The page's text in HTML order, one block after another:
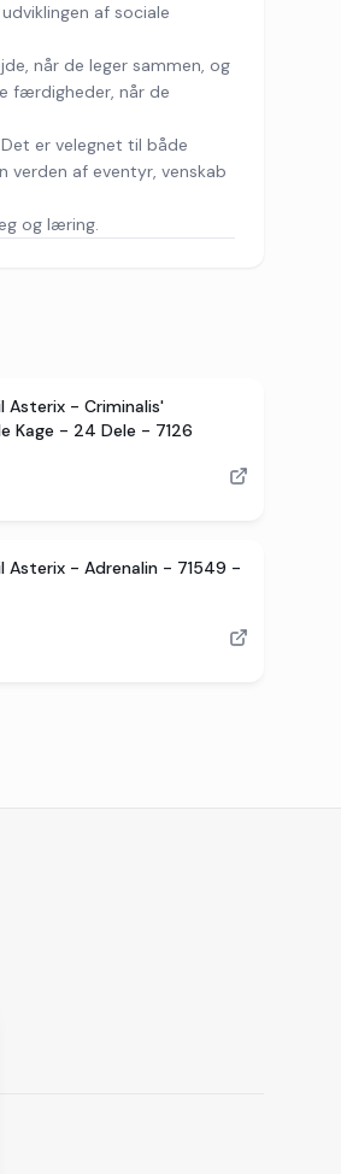
af sociale
når de leger sammen, og
færdigheder, når de
er velegnet til både
af eventyr, venskab
og læring.
Asterix - Criminalis'
Kage - 24 Dele - 7126
Asterix - Adrenalin - 71549 -